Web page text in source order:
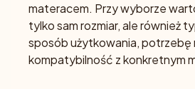
materacem. Przy wyborze
tylko sam rozmiar, ale również
sposób użytkowania, potrzebę
kompatybilność z konkretnym